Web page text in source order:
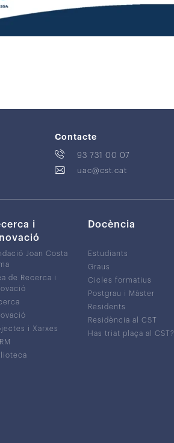
Contacte
93 731 00 07
uac@cst.cat
i
Joan Costa
de Recerca i
i Xarxes
Docència
Estudiants
Graus
Cicles formatius
Postgrau i Màster
Residents
Residència al CST
Has triat plaça al CST?